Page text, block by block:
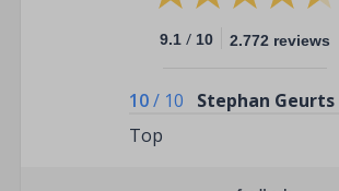
9.1 / 10 2.772 reviews
10/ 10
Stephan Geurts
Top